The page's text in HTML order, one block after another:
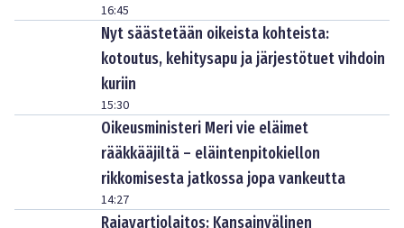
16:45
Nyt säästetään oikeista kohteista:
kotoutus, kehitysapu ja järjestötuet vihdoin
kuriin
15:30
Oikeusministeri Meri vie eläimet
rääkkääjiltä – eläintenpitokiellon
rikkomisesta jatkossa jopa vankeutta
14:27
Rajavartiolaitos: Kansainvälinen